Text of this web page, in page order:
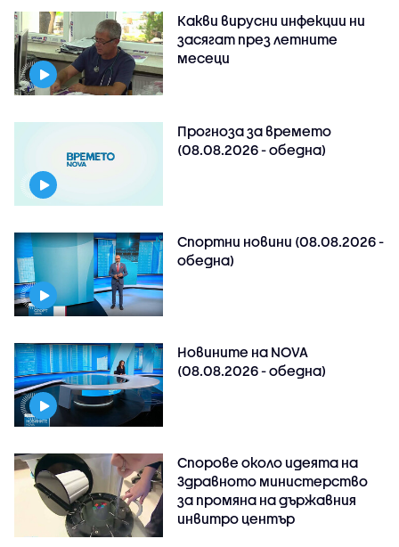
Какви вирусни инфекции ни
засягат през летните
месеци
Прогноза за времето
(08.08.2026 - обедна)
Спортни новини (08.08.2026 -
обедна)
Новините на NOVA
(08.08.2026 - обедна)
Спорове около идеята на
Здравното министерство
за промяна на държавния
инвитро център